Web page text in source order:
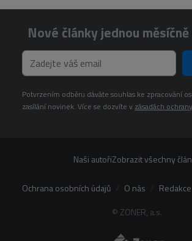
Nové články jednou
Potvrzením odběru dáváte souhlas ke zpracování
zasílání novinek. Více se dozvíte v zásadách
Naši autořiZobrazit všechny
© ZONER, a.s.
Ochrana osobních údajů O nás Redakce